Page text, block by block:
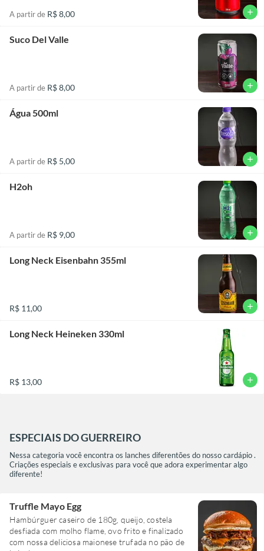
A partir de R$ 8,00 add
Suco Del Valle
A partir de R$ 8,00 add
Água 500ml
A partir de R$ 5,00 add
H2oh
A partir de R$ 9,00 add
Long Neck Eisenbahn 355ml
R$ 11,00 add
Long Neck Heineken 330ml
R$ 13,00 add
ESPECIAIS DO GUERREIRO
Nessa categoria você encontra os lanches diferentões do nosso cardápio .
Criações especiais e exclusivas para você que adora experimentar algo
diferente!
Truffle Mayo Egg
Hambúrguer caseiro de 180g, queijo, costela
desfiada com molho flame, ovo frito e finalizado
com nossa deliciosa maionese trufada no pão de